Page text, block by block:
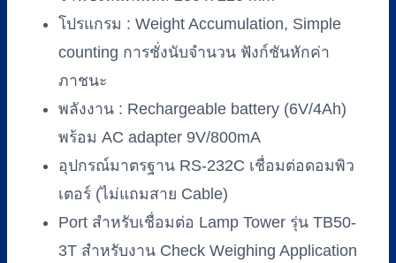
โปรแกรม : Weight Accumulation, Simple
counting การชั่งนับจำนวน ฟังก์ชันหักค่า
ภาชนะ
พลังงาน : Rechargeable battery (6V/4Ah)
พร้อม AC adapter 9V/800mA
อุปกรณ์มาตรฐาน RS-232C เชื่อมต่อดอมพิว
เตอร์ (ไม่แถมสาย Cable)
Port สำหรับเชื่อมต่อ Lamp Tower รุ่น TB50-
3T สำหรับงาน Check Weighing Application